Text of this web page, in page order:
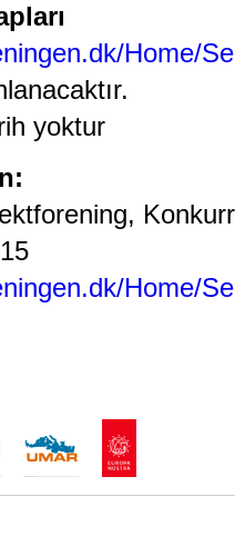
Home/
yoktur
Home/